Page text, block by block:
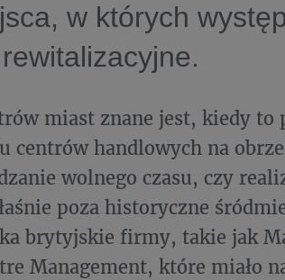
w których
miast znane jest, kiedy to
centrów handlowych na
wolnego czasu, czy
poza historyczne
brytyjskie firmy, takie jak
Management, które miało